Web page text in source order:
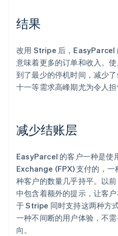
结果
改用 Stripe 后，EasyParcel
意味着更多的订单和收入。
到了最少的停机时间，减少
十一等需求高峰期尤为令人担
减少结账层
EasyParcel 的客户一种是
Exchange (FPX) 支付的，
种客户的数量几乎持平。以
中包含着额外的提示，让客
于 Stripe 同时支持这两种方
一种不间断的用户体验，不
向。